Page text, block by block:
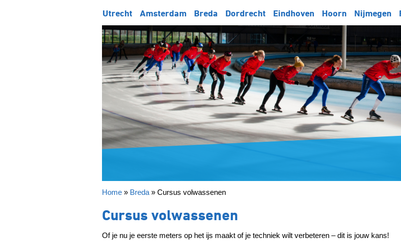
Utrecht Amsterdam Breda Dordrecht Eindhoven Hoorn Nijmegen
Home » Breda » Cursus volwassenen
Cursus volwassenen
Of je nu je eerste meters op het ijs maakt of je techniek wilt verbeteren – dit is jouw kans!